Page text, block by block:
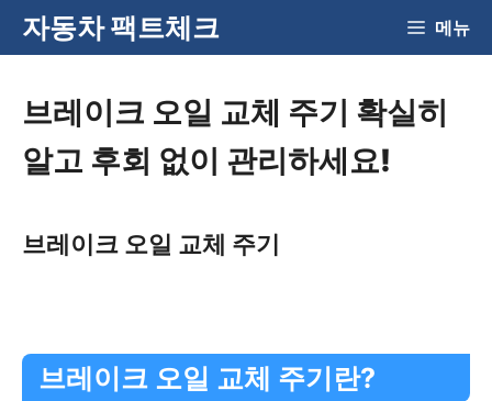
Skip
to
content
자동차 팩트체크 메뉴
브레이크 오일 교체 주기 확실히
알고 후회 없이 관리하세요!
브레이크 오일 교체 주기
브레이크 오일 교체 주기란?